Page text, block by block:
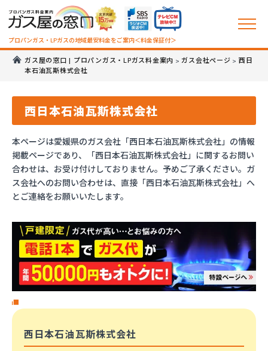
プロパンガス・LPガスの地域最安料金をご案内＜料金保証付＞
ガス屋の窓口 | プロパンガス・LPガス料金案内 >ガス会社ページ > 西日
本石油瓦斯株式会社
西日本石油瓦斯株式会社
本ページは愛媛県のガス会社「西日本石油瓦斯株式会社」の情報
掲載ページであり、「西日本石油瓦斯株式会社」に関するお問い
合わせは、お受け付けしておりません。予めご了承ください。ガ
ス会社へのお問い合わせは、直接「西日本石油瓦斯株式会社」へ
とご連絡をお願いいたします。
西日本石油瓦斯株式会社